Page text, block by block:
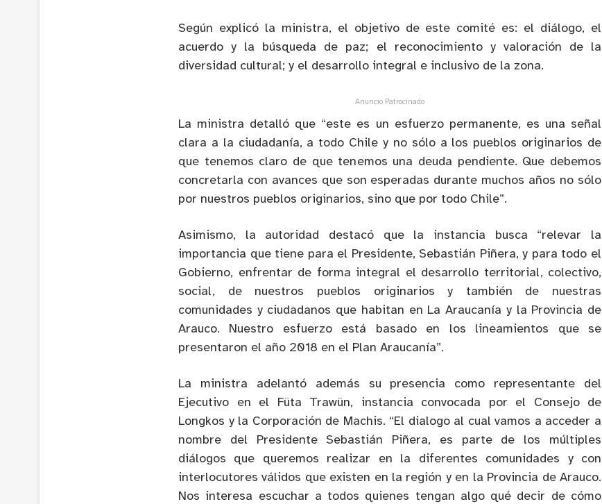
Según explicó la ministra, el objetivo de este comité es: el diálogo, el
acuerdo y la búsqueda de paz; el reconocimiento y valoración de la
diversidad cultural; y el desarrollo integral e inclusivo de la zona.
Anuncio Patrocinado
La ministra detalló que “este es un esfuerzo permanente, es una señal
clara a la ciudadanía, a todo Chile y no sólo a los pueblos originarios de
que tenemos claro de que tenemos una deuda pendiente. Que debemos
concretarla con avances que son esperadas durante muchos años no sólo
por nuestros pueblos originarios, sino que por todo Chile”.
Asimismo, la autoridad destacó que la instancia busca “relevar la
importancia que tiene para el Presidente, Sebastián Piñera, y para todo el
Gobierno, enfrentar de forma integral el desarrollo territorial, colectivo,
social, de nuestros pueblos originarios y también de nuestras
comunidades y ciudadanos que habitan en La Araucanía y la Provincia de
Arauco. Nuestro esfuerzo está basado en los lineamientos que se
presentaron el año 2018 en el Plan Araucanía”.
La ministra adelantó además su presencia como representante del
Ejecutivo en el Füta Trawün, instancia convocada por el Consejo de
Longkos y la Corporación de Machis. “El dialogo al cual vamos a acceder a
nombre del Presidente Sebastián Piñera, es parte de los múltiples
diálogos que queremos realizar en la diferentes comunidades y con
interlocutores válidos que existen en la región y en la Provincia de Arauco.
Nos interesa escuchar a todos quienes tengan algo qué decir de cómo